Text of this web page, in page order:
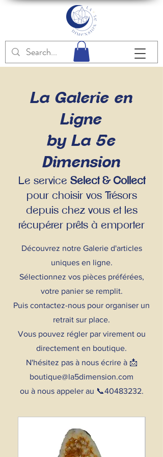
La Galerie en
Ligne
by La 5e
Dimension
Le service Select & Collect
pour choisir vos Trésors
depuis chez vous et les
récupérer prêts à emporter
Découvrez notre Galerie d'articles
uniques en ligne.
Sélectionnez vos pièces préférées,
votre panier se remplit.
Puis contactez-nous pour organiser un
retrait sur place.
Vous pouvez régler par virement ou
directement en boutique.
N'hésitez pas à nous écrire à 📩
boutique@la5dimension.com
ou à nous appeler au 📞40483232.